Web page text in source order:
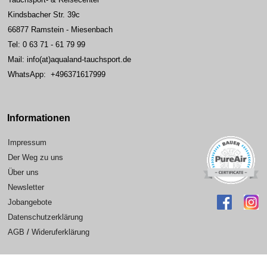
Kindsbacher Str. 39c
66877 Ramstein - Miesenbach
Tel: 0 63 71 - 61 79 99
Mail: info(at)aqualand-tauchsport.de
WhatsApp: +496371617999
Informationen
Impressum
Der Weg zu uns
Über uns
Newsletter
Jobangebote
Datenschutzerklärung
AGB / Wideruferklärung